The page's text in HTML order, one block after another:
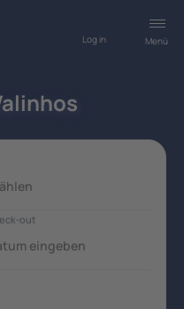
Menü
Log in